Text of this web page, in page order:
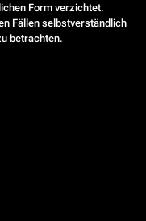
Form verzichtet.
Fällen selbstverständlich
betrachten.